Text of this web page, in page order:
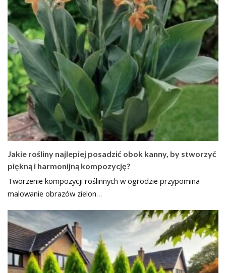
Jakie rośliny najlepiej posadzić obok kanny, by stworzyć
piękną i harmonijną kompozycję?
Tworzenie kompozycji roślinnych w ogrodzie przypomina
malowanie obrazów zielon…